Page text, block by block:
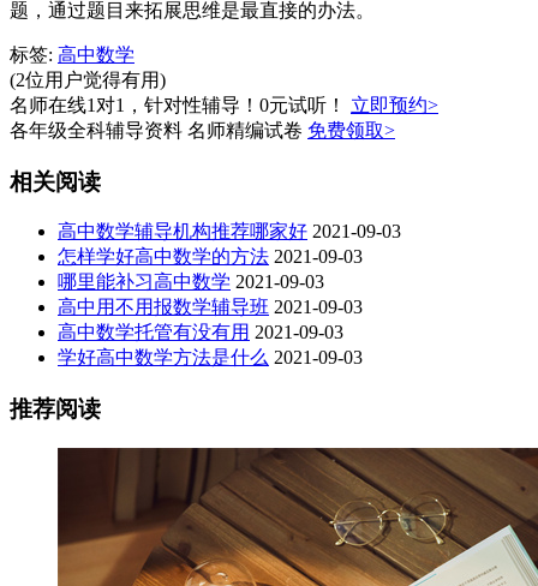
题，通过题目来拓展思维是最直接的办法。
标签: 高中数学
(2位用户觉得有用)
名师在线1对1，针对性辅导！0元试听！
立即预约>
各年级全科辅导资料 名师精编试卷 免费领取>
相关阅读
高中数学辅导机构推荐哪家好 2021-09-03
怎样学好高中数学的方法 2021-09-03
哪里能补习高中数学 2021-09-03
高中用不用报数学辅导班 2021-09-03
高中数学托管有没有用 2021-09-03
学好高中数学方法是什么 2021-09-03
推荐阅读